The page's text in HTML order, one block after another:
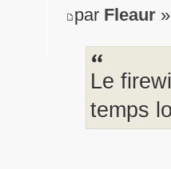
par Fleaur
Le
temps